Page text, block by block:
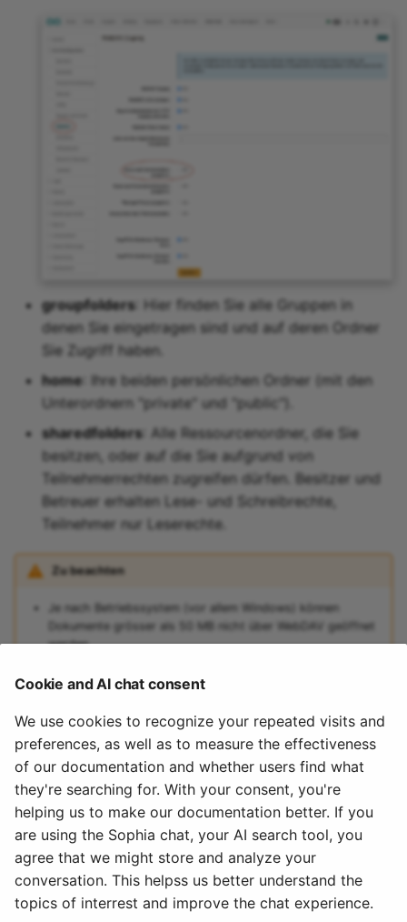
groupfolders: Hier finden Sie alle Gruppen in
denen Sie eingetragen sind und auf deren Ordner
Sie Zugriff haben.
home : Ihre beiden persönlichen Ordner (mit den
Unterordnern "private" und "public").
sharedfolders: Alle Ressourcenordner, die Sie
besitzen, oder auf die Sie aufgrund von
Teilnehmerrechten zugreifen dürfen. Besitzer und
Betreuer erhalten Lese- und Schreibrechte,
Teilnehmer nur Leserechte.
Zu beachten
Je nach Betriebssystem (vor allem Windows) können
Dokumente grösser als 50 MB nicht über WebDAV geöffnet
werden
Dateinamen sind auf 100 Zeichen begrenzt
Dateinamen dürfen nicht mehrere Leerschläge hinter
Bei Fehlermeldungen die oben genannten Punkte "Zu
beachten" durchgehen und überprüfen, ob die Quota
überschritten worden ist (vor allem wenn mehrere Dateien
zusammen hochgeladen wurden)
December 4, 2023
Cookie and AI chat consent
We use cookies to recognize your repeated visits and
preferences, as well as to measure the effectiveness
of our documentation and whether users find what
they're searching for. With your consent, you're
helping us to make our documentation better. If you
are using the Sophia chat, your AI search tool, you
agree that we might store and analyze your
conversation. This helpss us better understand the
topics of interrest and improve the chat experience.